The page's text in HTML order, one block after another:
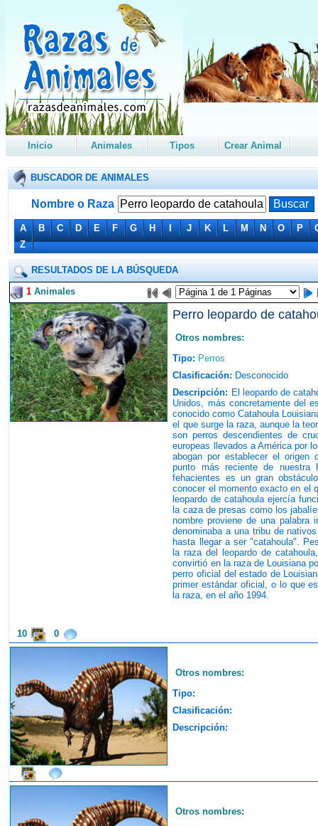
Inicio Animales Tipos Crear Animal
BUSCADOR DE ANIMALES
Nombre o Raza
A B C D E F G H I J K L M N O P
Z
RESULTADOS DE LA BÚSQUEDA
1 Animales
Perro leopardo de
Otros nombres:
Tipo: Perros
Clasificación: Desconocido
Descripción: El leopardo de
Unidos, más concretamente del
conocido como Catahoula
el que surge la raza, aunque la
son perros descendientes de
europeas llevados a América por
abogan por establecer el origen
punto más reciente de nuestra
fehacientes es un gran
conocer el momento exacto en el
leopardo de catahoula ejercía
la caza de presas como los
nombre proviene de una palabra
denominaba a una tribu de
hasta llegar a ser "catahoula".
la raza del leopardo de
convirtió en la raza de Louisiana
perro oficial del estado de
primer estándar oficial, o lo que
la raza, en el año 1994.
10 0
Otros nombres:
Tipo:
Clasificación:
Descripción:
Otros nombres: